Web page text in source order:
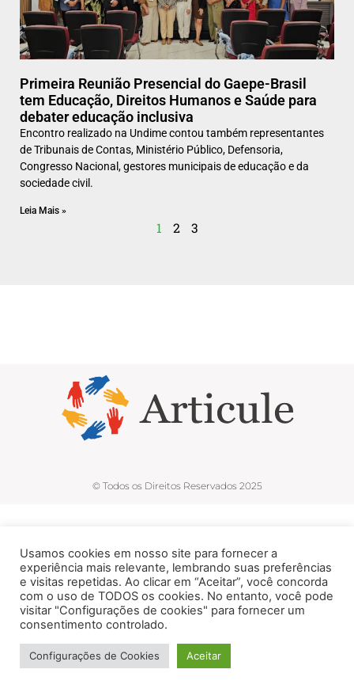
Primeira Reunião Presencial do Gaepe-Brasil
tem Educação, Direitos Humanos e Saúde para
debater educação inclusiva
Encontro realizado na Undime contou também representantes
de Tribunais de Contas, Ministério Público, Defensoria,
Congresso Nacional, gestores municipais de educação e da
sociedade civil.
Leia Mais »
1 2 3
© Todos os Direitos Reservados 2025
Usamos cookies em nosso site para fornecer a
experiência mais relevante, lembrando suas preferências
e visitas repetidas. Ao clicar em “Aceitar”, você concorda
com o uso de TODOS os cookies. No entanto, você pode
visitar "Configurações de cookies" para fornecer um
consentimento controlado.
Configurações de Cookies Aceitar